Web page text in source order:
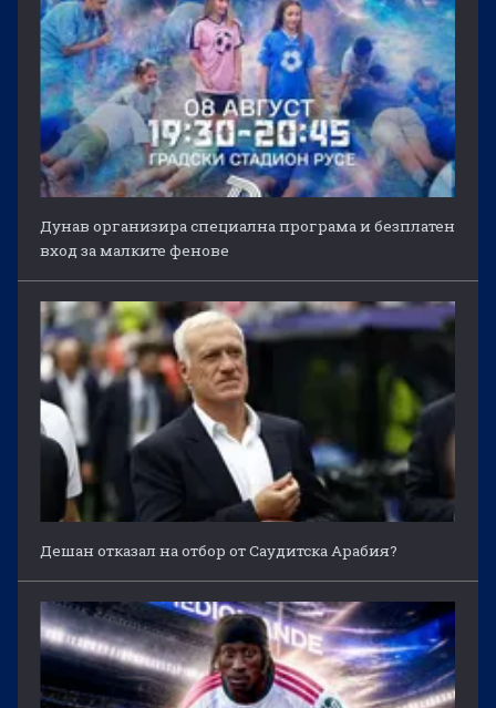
Дунав организира специална програма и безплатен
вход за малките фенове
Дешан отказал на отбор от Саудитска Арабия?